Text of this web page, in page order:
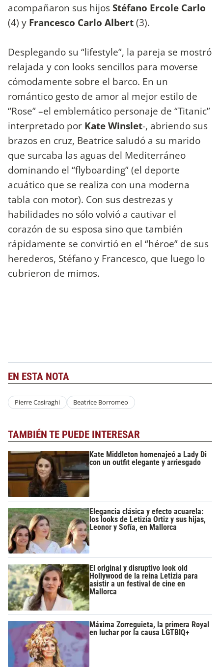
acompañaron sus hijosStéfano Ercole Carlo
(4) y Francesco Carlo Albert(3).
Desplegando su “lifestyle”, la pareja se mostró
relajada y con looks sencillos para moverse
cómodamente sobre el barco. En un
romántico gesto de amor al mejor estilo de
“Rose” –el emblemático personaje de “Titanic”
interpretado por Kate Winslet-, abriendo sus
brazos en cruz, Beatrice saludó a su marido
que surcaba las aguas del Mediterráneo
dominando el “flyboarding” (el deporte
acuático que se realiza con una moderna
tabla con motor). Con sus destrezas y
habilidades no sólo volvió a cautivar el
corazón de su esposa sino que también
rápidamente se convirtió en el “héroe” de sus
herederos, Stéfano y Francesco, que luego lo
cubrieron de mimos.
EN ESTA NOTA
Pierre Casiraghi Beatrice Borromeo
TAMBIÉN TE PUEDE INTERESAR
Kate Middleton homenajeó a Lady Di
con un outfit elegante y arriesgado
Elegancia clásica y efecto acuarela:
los looks de Letizia Ortiz y sus hijas,
Leonor y Sofía, en Mallorca
El original y disruptivo look old
Hollywood de la reina Letizia para
asistir a un festival de cine en
Mallorca
Máxima Zorreguieta, la primera Royal
en luchar por la causa LGTBIQ+